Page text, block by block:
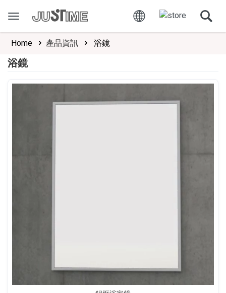
Home 產品資訊 浴鏡
浴鏡